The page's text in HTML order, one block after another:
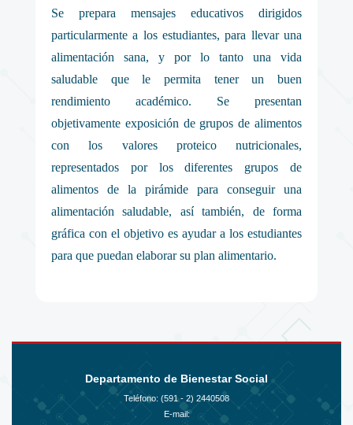
Se prepara mensajes educativos dirigidos
particularmente a los estudiantes, para llevar una
alimentación sana, y por lo tanto una vida
saludable que le permita tener un buen
rendimiento académico. Se presentan
objetivamente exposición de grupos de alimentos
con los valores proteico nutricionales,
representados por los diferentes grupos de
alimentos de la pirámide para conseguir una
alimentación saludable, así también, de forma
gráfica con el objetivo es ayudar a los estudiantes
para que puedan elaborar su plan alimentario.
Departamento de Bienestar Social
Teléfono: (591 - 2) 2440508
E-mail: